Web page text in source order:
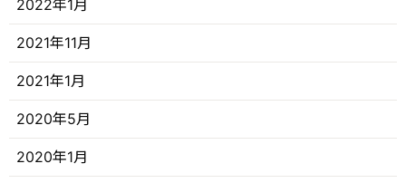
2022年1月
2021年11月
2021年1月
2020年5月
2020年1月